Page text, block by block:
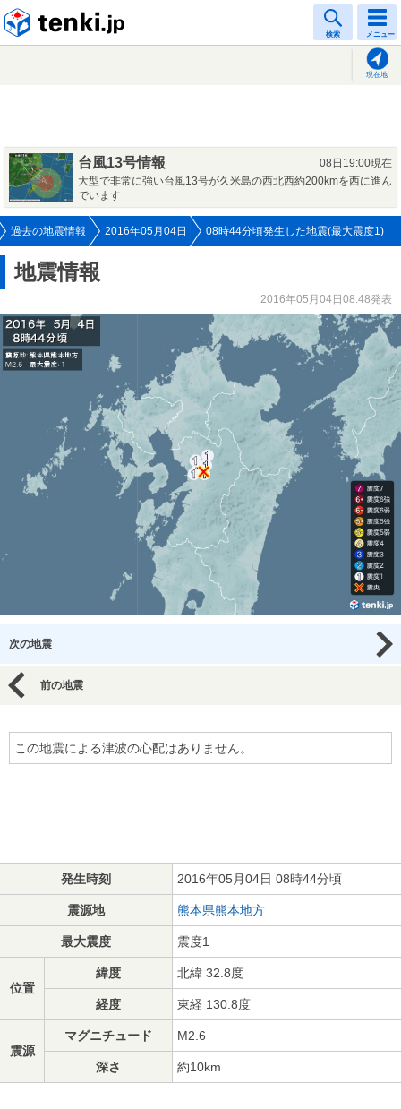
検索 メニュー
現在地
台風13号情報
08日19:00現在
大型で非常に強い台風13号が久米島の西北西約200kmを西に進ん
でいます
過去の地震情報 2016年05月04日 08時44分頃発生した地震(最大震度1)
地震情報
2016年05月04日08:48発表
次の地震
前の地震
この地震による津波の心配はありません。
発生時刻 2016年05月04日 08時44分頃
震源地 熊本県熊本地方
最大震度 震度1
位置
緯度 北緯 32.8度
経度 東経 130.8度
震源
マグニチュード M2.6
深さ 約10km